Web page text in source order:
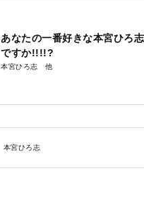
あなたの一番好きな本宮ひろ
ですか!!!!?
本宮ひろ志
本宮ひろ志